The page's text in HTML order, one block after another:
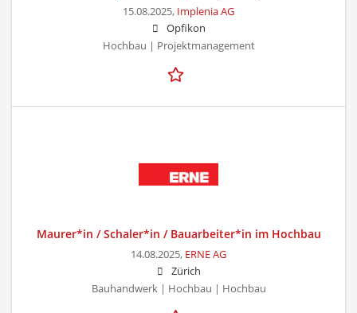
15.08.2025, Implenia AG
Opfikon
Hochbau | Projektmanagement
Maurer*in / Schaler*in / Bauarbeiter*in im Hochbau
14.08.2025, ERNE AG
Zürich
Bauhandwerk | Hochbau | Hochbau